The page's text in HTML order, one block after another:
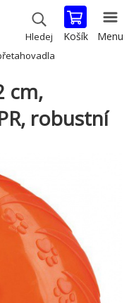
Hledej Košík Menu
cm,
robustní